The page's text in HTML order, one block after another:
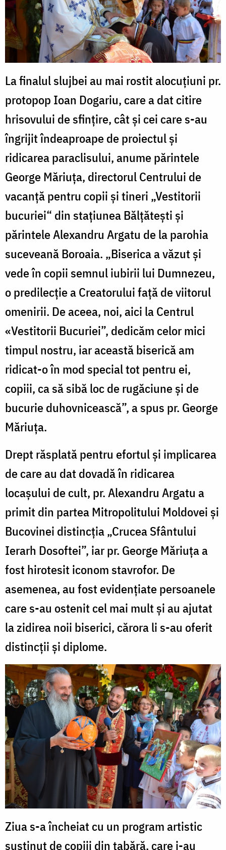
La finalul slujbei au mai rostit alocuţiuni pr.
protopop Ioan Dogariu, care a dat citire
hrisovului de sfinţire, cât și cei care s-au
îngrijit îndeaproape de proiectul și
ridicarea paraclisului, anume părintele
George Măriuţa, directorul Centrului de
vacanţă pentru copii şi tineri „Vestitorii
bucuriei“ din staţiunea Bălţăteşti și
părintele Alexandru Argatu de la parohia
suceveană Boroaia. „Biserica a văzut și
vede în copii semnul iubirii lui Dumnezeu,
o predilecție a Creatorului față de viitorul
omenirii. De aceea, noi, aici la Centrul
«Vestitorii Bucuriei”, dedicăm celor mici
timpul nostru, iar această biserică am
ridicat-o în mod special tot pentru ei,
copiii, ca să sibă loc de rugăciune și de
bucurie duhovnicească”, a spus pr. George
Măriuța.
Drept răsplată pentru efortul și implicarea
de care au dat dovadă în ridicarea
locașului de cult, pr. Alexandru Argatu a
primit din partea Mitropolitului Moldovei și
Bucovinei distincția „Crucea Sfântului
Ierarh Dosoftei”, iar pr. George Măriuța a
fost hirotesit iconom stavrofor. De
asemenea, au fost evidenţiate persoanele
care s-au ostenit cel mai mult şi au ajutat
la zidirea noii biserici, cărora li s-au oferit
distincţii şi diplome.
Ziua s-a încheiat cu un program artistic
susținut de copiii din tabără, care i-au